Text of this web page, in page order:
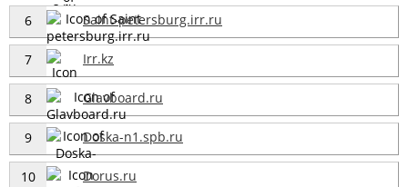
6 Saint-petersburg.irr.ru
7 Irr.kz
8 Glavboard.ru
9 Doska-n1.spb.ru
10 Dorus.ru